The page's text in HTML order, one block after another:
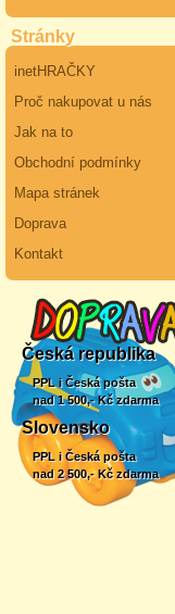
Stránky
inetHRAČKY
Proč nakupovat u nás
Jak na to
Obchodní podmínky
Mapa stránek
Doprava
Kontakt
Česká republika
PPL i Česká pošta
nad 1 500,- Kč zdarma
Slovensko
PPL i Česká pošta
nad 2 500,- Kč zdarma